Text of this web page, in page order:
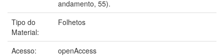
andamento, 55).
Tipo do
Material:
Folhetos
Acesso:
openAccess